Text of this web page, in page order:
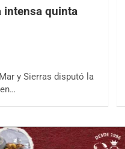
intensa quinta
y Sierras disputó la